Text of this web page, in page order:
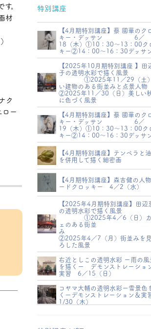
。
材
ク
ー
特別講座
【4月期特別講座】蔡 國華のク
キー・デッサン 6／
18（木）①10：30～13：00ク
キー②14：00～16：30デッサ
【2025年10月期特別講座 】田
子の透明水彩で描く風景
①2025年11／29（土
い建物のある街並みと点景人物
②2025年11／30（日）美しい
に色づく風景
【4月期特別講座】蔡 國華のク
キー・デッサン 6／
19（木）①10：30～13：00ク
キー②14：00～16：30デッサ
【4月期特別講座】テンペラと
を併用して描く細密画
【4月期特別講座】森吉健の人
ードクロッキー 4／2（水）
【2025年4月期特別講座】田辺
の透明水彩で描く風景
①2025年4／6（日）カ
ェのある街並
②2025年4／7（月）街並みを
ろした風景
右近としこの透明水彩 ー雨の風
を描くー デモンストレーショ
実習 6／15（日）
コヤマ大輔の透明水彩ー雪景色
くーデモンストレーション＆
1/30（木）